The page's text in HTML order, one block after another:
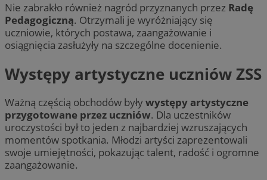
Nie zabrakło również nagród przyznanych przez Radę
Pedagogiczną. Otrzymali je wyróżniający się
uczniowie, których postawa, zaangażowanie i
osiągnięcia zasłużyły na szczególne docenienie.
Występy artystyczne uczniów ZSS
Ważną częścią obchodów byływystępy artystyczne
przygotowane przez uczniów. Dla uczestników
uroczystości był to jeden z najbardziej wzruszających
momentów spotkania. Młodzi artyści zaprezentowali
swoje umiejętności, pokazując talent, radość i ogromne
zaangażowanie.